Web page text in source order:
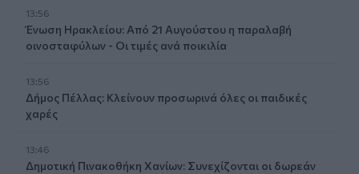
13:56
Ένωση Ηρακλείου: Από 21 Αυγούστου η παραλαβή
οινοσταφύλων - Οι τιμές ανά ποικιλία
13:56
Δήμος Πέλλας: Κλείνουν προσωρινά όλες οι παιδικές
χαρές
13:46
Δημοτική Πινακοθήκη Χανίων: Συνεχίζονται οι δωρεάν